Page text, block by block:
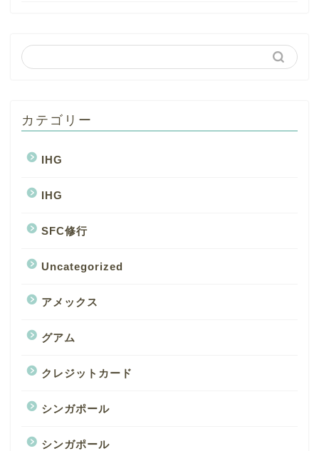
カテゴリー
IHG
IHG
SFC修行
Uncategorized
アメックス
グアム
クレジットカード
シンガポール
シンガポール